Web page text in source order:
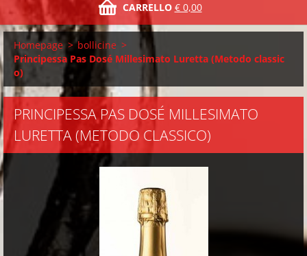
CARRELLO € 0,00
Homepage > bollicine >
Principessa Pas Dosé Millesimato Luretta (Metodo classic
o)
PRINCIPESSA PAS DOSÉ MILLESIMATO
LURETTA (METODO CLASSICO)